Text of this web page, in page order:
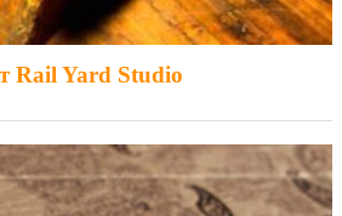
Rail Yard Studio